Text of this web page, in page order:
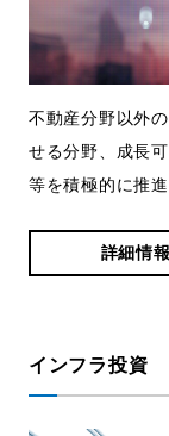
不動産分野以外
せる分野、成長
等を積極的に推進
詳細情報
インフラ投資